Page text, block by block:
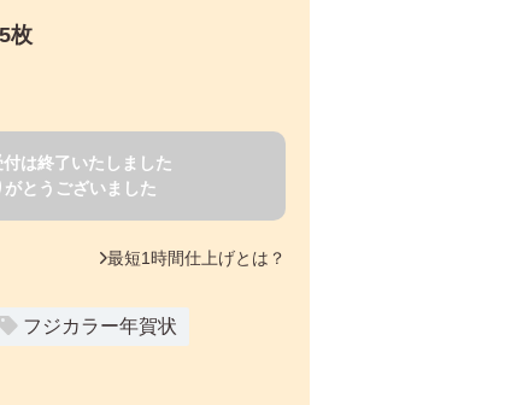
枚
は終了いたしました
とうございました
最短1時間仕上げとは？
フジカラー年賀状